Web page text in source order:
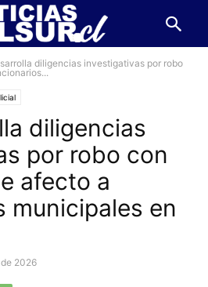
diligencias investigativas por robo
diligencias
por robo con
afecto a
municipales en
2026